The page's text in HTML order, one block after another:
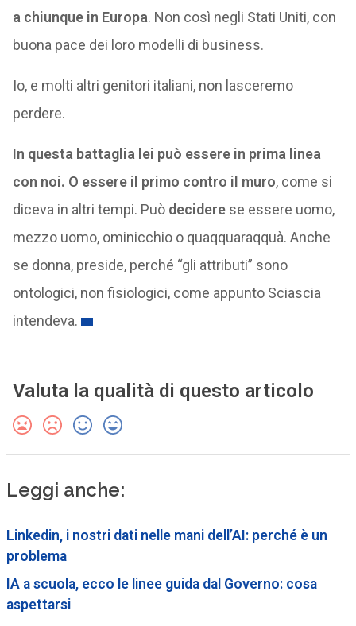
a chiunque in Europa. Non così negli Stati Uniti, con
buona pace dei loro modelli di business.
Io, e molti altri genitori italiani, non lasceremo
perdere.
In questa battaglia lei può essere in prima linea
con noi. O essere il primo contro il muro, come si
diceva in altri tempi. Può deciderese essere uomo,
mezzo uomo, ominicchio o quaqquaraqquà. Anche
se donna, preside, perché “gli attributi” sono
ontologici, non fisiologici, come appunto Sciascia
intendeva.
Valuta la qualità di questo articolo
Leggi anche:
Linkedin, i nostri dati nelle mani dell’AI: perché è un
problema
IA a scuola, ecco le linee guida dal Governo: cosa
aspettarsi